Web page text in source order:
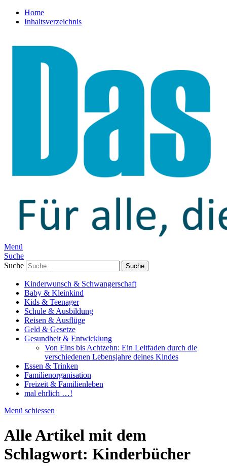
Home
Inhaltsverzeichnis
Menü
Suche
Suche
Kinderwunsch & Schwangerschaft
Baby & Kleinkind
Kids & Teenager
Schule & Ausbildung
Reisen & Ausflüge
Geld & Gesetze
Gesundheit & Entwicklung
Von Eins bis Achtzehn: Ein Leitfaden durch die
verschiedenen Lebensjahre deines Kindes
Essen & Trinken
Familienorganisation
Freizeit & Familienleben
mal ehrlich …!
Menü schiessen
Alle Artikel mit dem
Schlagwort: Kinderbücher